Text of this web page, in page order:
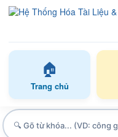
🏠
Trang chủ